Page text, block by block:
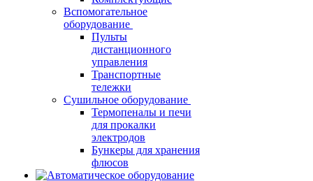
Вспомогательное
оборудование
Пульты
дистанционного
управления
Транспортные
тележки
Сушильное оборудование
Термопеналы и печи
для прокалки
электродов
Бункеры для хранения
флюсов